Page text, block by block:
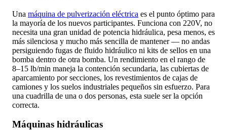
Una máquina de pulverización eléctrica es el punto óptimo para
la mayoría de los nuevos participantes. Funciona con 220V, no
necesita una gran unidad de potencia hidráulica, pesa menos, es
más silenciosa y mucho más sencilla de mantener — no andas
persiguiendo fugas de fluido hidráulico ni kits de sellos en una
bomba dentro de otra bomba. Un rendimiento en el rango de
8–15 lb/min maneja la contención secundaria, las cubiertas de
aparcamiento por secciones, los revestimientos de cajas de
camiones y los suelos industriales pequeños sin esfuerzo. Para
una cuadrilla de una o dos personas, esta suele ser la opción
correcta.
Máquinas hidráulicas